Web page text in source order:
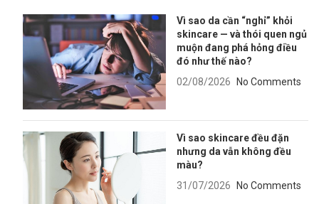
Vì sao da cần “nghỉ” khỏi
skincare — và thói quen ngủ
muộn đang phá hỏng điều
đó như thế nào?
02/08/2026
No Comments
Vì sao skincare đều đặn
nhưng da vẫn không đều
màu?
31/07/2026
No Comments